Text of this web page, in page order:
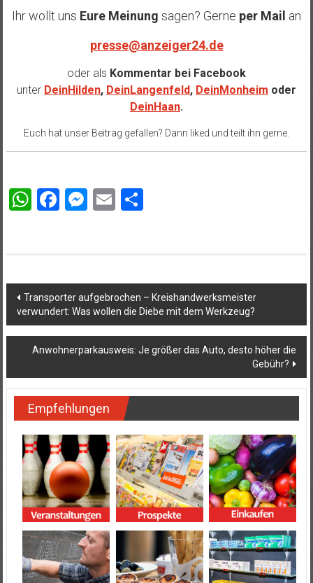
Ihr wollt uns Eure Meinung sagen? Gerne per Mail an
presse@anzeiger24.de
oder als Kommentar bei Facebook
unter DeinHilden, DeinLangenfeld, DeinMonheim oder
DeinHaan.
Euch hat unser Beitrag gefallen? Dann liked und teilt ihn gerne.
WhatsApp
Facebook
Messenger
EmailTeilen
Beitragsnavigation
Transporter aufgebrochen – Kreishandwerksmeister
verwundert: Was wollen die Diebe mit dem Werkzeug?
Anwohnerparkausweis: Je größer das Auto, desto höher die
Gebühr?
Empfehlungen